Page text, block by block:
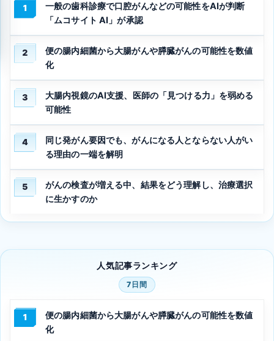
1
一般の歯科診療で口腔がんなどの可能性をAIが判断
「ムコサイト AI」が承認
2
便の腸内細菌から大腸がんや膵臓がんの可能性を数値
化
3
大腸内視鏡のAI支援、医師の「見つける力」を弱める
可能性
4
同じ発がん要因でも、がんになる人とならない人がい
る理由の一端を解明
5
がんの検査が増える中、結果をどう理解し、治療選択
に生かすのか
人気記事ランキング
7日間
1
便の腸内細菌から大腸がんや膵臓がんの可能性を数値
化